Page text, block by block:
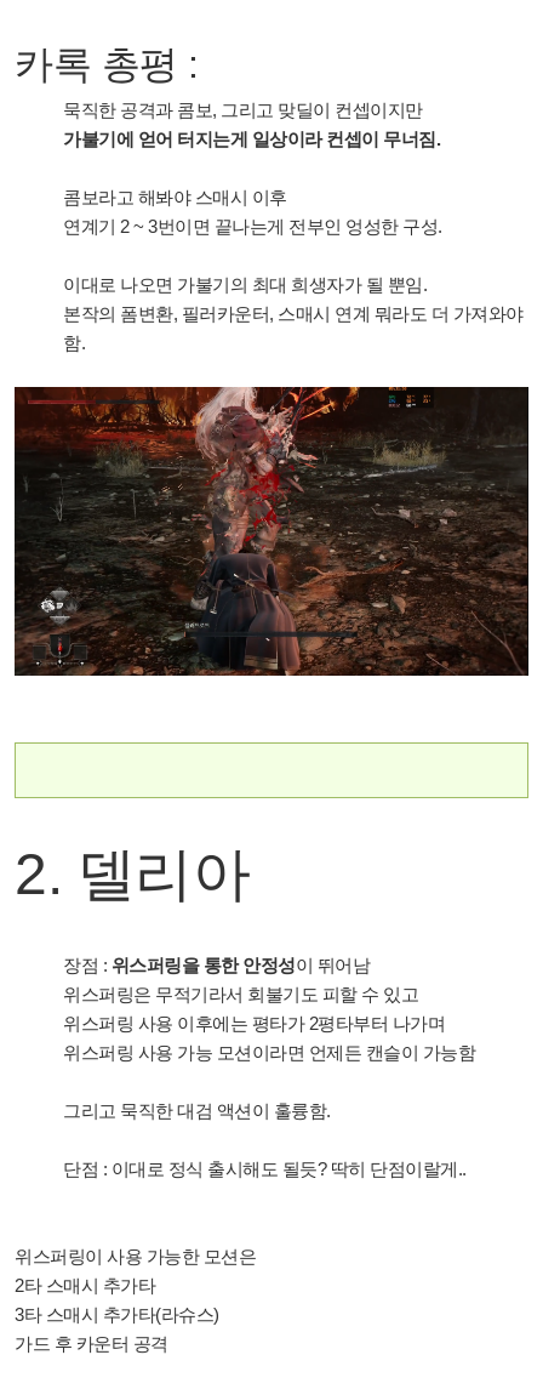
카록 총평 :
묵직한 공격과 콤보, 그리고 맞딜이 컨셉이지만
가불기에 얻어 터지는게 일상이라 컨셉이 무너짐.
콤보라고 해봐야 스매시 이후
연계기 2 ~ 3번이면 끝나는게 전부인 엉성한 구성.
이대로 나오면 가불기의 최대 희생자가 될 뿐임.
본작의 폼변환, 필러카운터, 스매시 연계 뭐라도 더 가져와야
함.
2. 델리아
장점 : 위스퍼링을 통한 안정성이 뛰어남
위스퍼링은 무적기라서 회불기도 피할 수 있고
위스퍼링 사용 이후에는 평타가 2평타부터 나가며
위스퍼링 사용 가능 모션이라면 언제든 캔슬이 가능함
그리고 묵직한 대검 액션이 훌륭함.
단점 : 이대로 정식 출시해도 될듯? 딱히 단점이랄게..
위스퍼링이 사용 가능한 모션은
2타 스매시 추가타
3타 스매시 추가타(라슈스)
가드 후 카운터 공격